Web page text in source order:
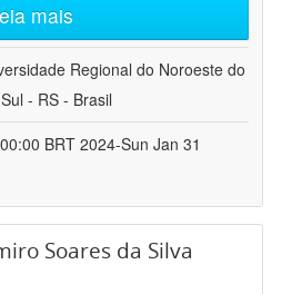
mais
Regional do Noroeste do
- RS - Brasil
BRT 2024-Sun Jan 31
Soares da Silva